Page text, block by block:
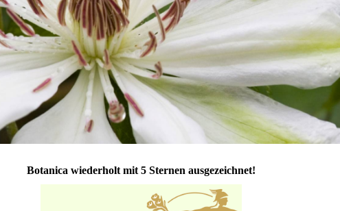
Botanica wiederholt mit 5 Sternen ausgezeichnet!